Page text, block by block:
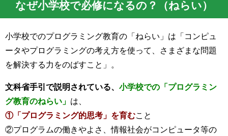
なぜ小学校で必修になるの？（ねらい）
小学校でのプログラミング教育の「ねらい」は「コンピュ
ータやプログラミングの考え方を使って、さまざまな問題
を解決する力をのばすこと」。
文科省手引で説明されている、 小学校での「プログラミン
グ教育のねらい」 は、
①「プログラミング的思考」を育む こと
②プログラムの働きやよさ、情報社会がコンピュータ等の